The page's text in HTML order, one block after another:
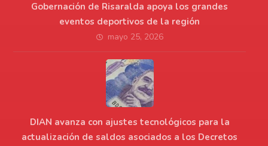
Gobernación de Risaralda apoya los grandes
eventos deportivos de la región
mayo 25, 2026
DIAN avanza con ajustes tecnológicos para la
actualización de saldos asociados a los Decretos